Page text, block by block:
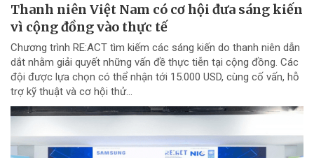
Thanh niên Việt Nam có cơ hội đưa sáng kiến
vì cộng đồng vào thực tế
Chương trình RE:ACT tìm kiếm các sáng kiến do thanh niên dẫn
dắt nhằm giải quyết những vấn đề thực tiễn tại cộng đồng. Các
đội được lựa chọn có thể nhận tới 15.000 USD, cùng cố vấn, hỗ
trợ kỹ thuật và cơ hội thử...